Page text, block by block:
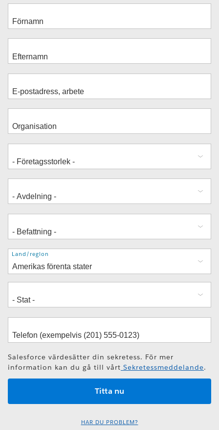
Adress
Land/region
Salesforce värdesätter din sekretess. För mer
information kan du gå till vårt Sekretessmeddelande.
HAR DU PROBLEM?